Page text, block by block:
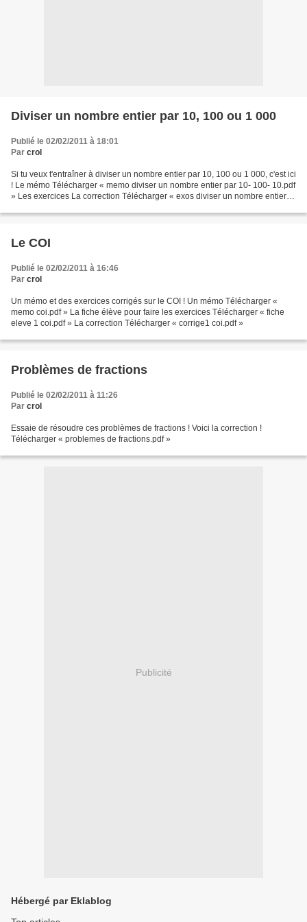
Diviser un nombre entier par 10, 100 ou 1 000
Publié le 02/02/2011 à 18:01
Par crol
Si tu veux t'entraîner à diviser un nombre entier par 10, 100 ou 1 000, c'est ici
! Le mémo Télécharger « memo diviser un nombre entier par 10- 100- 10.pdf
» Les exercices La correction Télécharger « exos diviser un nombre entier
Le COI
Publié le 02/02/2011 à 16:46
Par crol
Un mémo et des exercices corrigés sur le COI ! Un mémo Télécharger «
memo coi.pdf » La fiche élève pour faire les exercices Télécharger « fiche
eleve 1 coi.pdf » La correction Télécharger « corrige1 coi.pdf »
Problèmes de fractions
Publié le 02/02/2011 à 11:26
Par crol
Essaie de résoudre ces problèmes de fractions ! Voici la correction !
Télécharger « problemes de fractions.pdf »
Publicité
Hébergé par Eklablog